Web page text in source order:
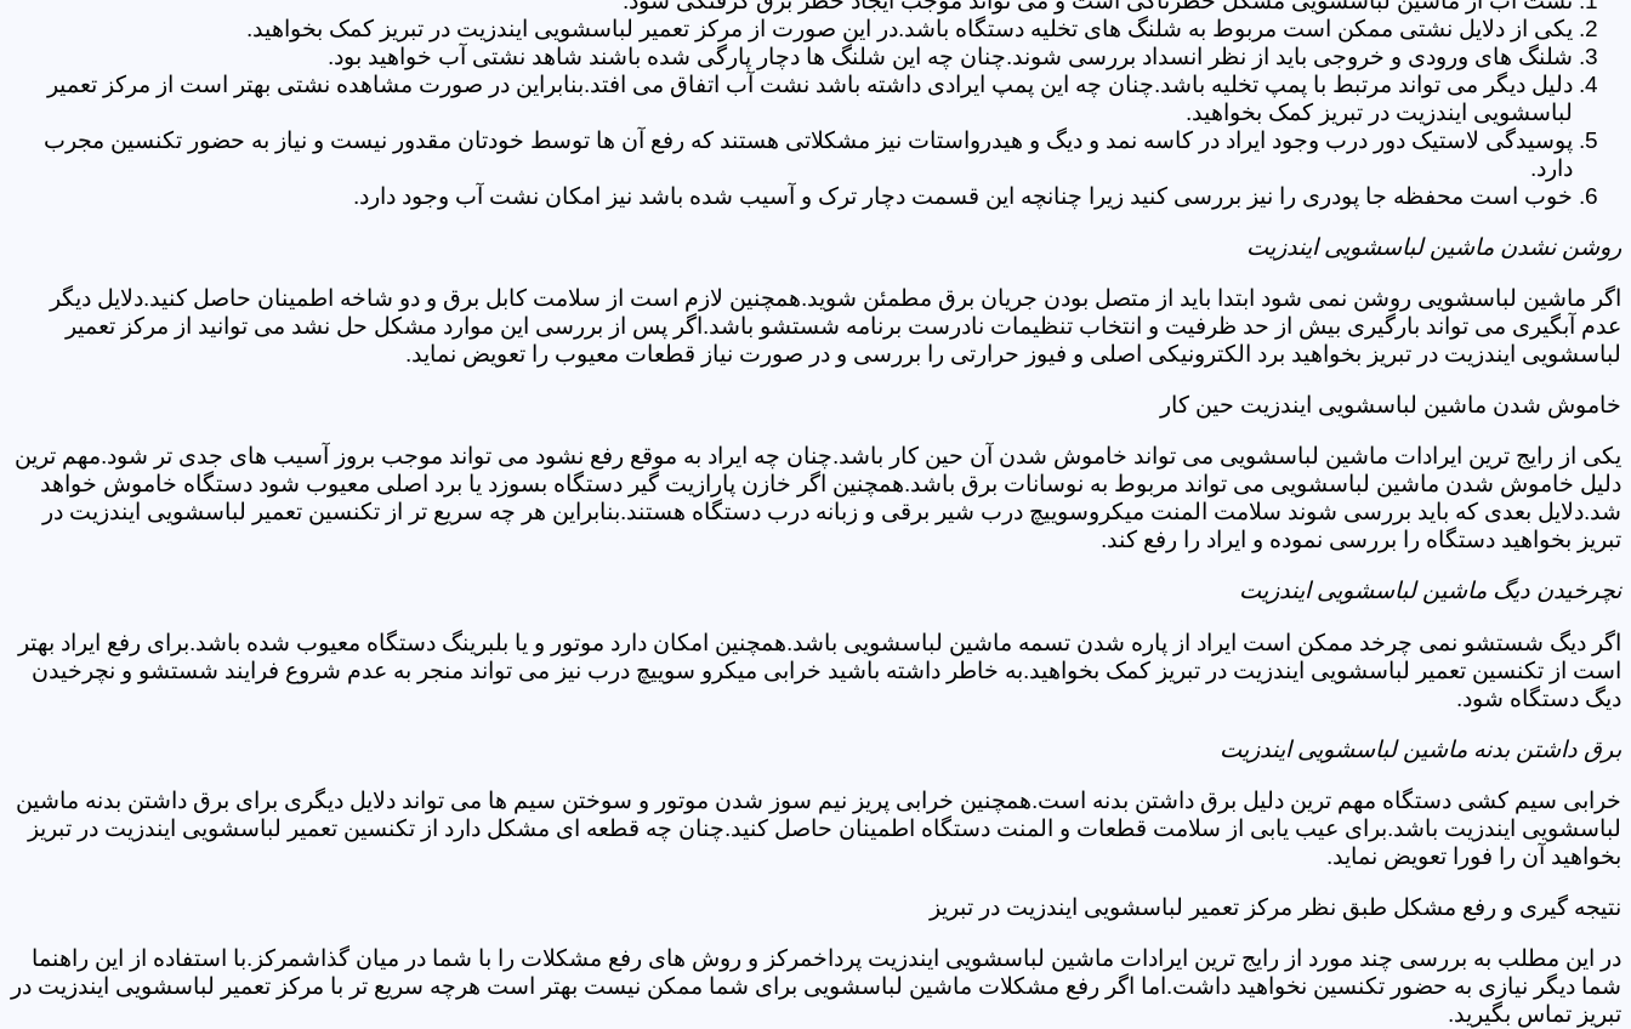
یکی از دلایل نشتی ممکن است مربوط به شلنگ های تخلیه دستگاه باشد.در این صورت از مرکز تعمیر لباسشویی ایندزیت در تبریز کمک بخواهید.
شلنگ های ورودی و خروجی باید از نظر انسداد بررسی شوند.چنان چه این شلنگ ها دچار پارگی شده باشند شاهد نشتی آب خواهید بود.
دلیل دیگر می تواند مرتبط با پمپ تخلیه باشد.چنان چه این پمپ ایرادی داشته باشد نشت آب اتفاق می افتد.بنابراین در صورت مشاهده نشتی بهتر است از مرکز تعمیر
لباسشویی ایندزیت در تبریز کمک بخواهید.
پوسیدگی لاستیک دور درب وجود ایراد در کاسه نمد و دیگ و هیدرواستات نیز مشکلاتی هستند که رفع آن ها توسط خودتان مقدور نیست و نیاز به حضور تکنسین مجرب
دارد.
خوب است محفظه جا پودری را نیز بررسی کنید زیرا چنانچه این قسمت دچار ترک و آسیب شده باشد نیز امکان نشت آب وجود دارد.
روشن نشدن ماشین لباسشویی ایندزیت
اگر ماشین لباسشویی روشن نمی شود ابتدا باید از متصل بودن جریان برق مطمئن شوید.همچنین لازم است از سلامت کابل برق و دو شاخه اطمینان حاصل کنید.دلایل دیگر
عدم آبگیری می تواند بارگیری بیش از حد ظرفیت و انتخاب تنظیمات نادرست برنامه شستشو باشد.اگر پس از بررسی این موارد مشکل حل نشد می توانید از مرکز تعمیر
لباسشویی ایندزیت در تبریز بخواهید برد الکترونیکی اصلی و فیوز حرارتی را بررسی و در صورت نیاز قطعات معیوب را تعویض نماید.
خاموش شدن ماشین لباسشویی ایندزیت حین کار
یکی از رایج ترین ایرادات ماشین لباسشویی می تواند خاموش شدن آن حین کار باشد.چنان چه ایراد به موقع رفع نشود می تواند موجب بروز آسیب های جدی تر شود.مهم ترین
دلیل خاموش شدن ماشین لباسشویی می تواند مربوط به نوسانات برق باشد.همچنین اگر خازن پارازیت گیر دستگاه بسوزد یا برد اصلی معیوب شود دستگاه خاموش خواهد
شد.دلایل بعدی که باید بررسی شوند سلامت المنت میکروسوییچ درب شیر برقی و زبانه درب دستگاه هستند.بنابراین هر چه سریع تر از تکنسین تعمیر لباسشویی ایندزیت در
تبریز بخواهید دستگاه را بررسی نموده و ایراد را رفع کند.
نچرخیدن دیگ ماشین لباسشویی ایندزیت
اگر دیگ شستشو نمی چرخد ممکن است ایراد از پاره شدن تسمه ماشین لباسشویی باشد.همچنین امکان دارد موتور و یا بلبرینگ دستگاه معیوب شده باشد.برای رفع ایراد بهتر
است از تکنسین تعمیر لباسشویی ایندزیت در تبریز کمک بخواهید.به خاطر داشته باشید خرابی میکرو سوییچ درب نیز می تواند منجر به عدم شروع فرایند شستشو و نچرخیدن
دیگ دستگاه شود.
برق داشتن بدنه ماشین لباسشویی ایندزیت
خرابی سیم کشی دستگاه مهم ترین دلیل برق داشتن بدنه است.همچنین خرابی پریز نیم سوز شدن موتور و سوختن سیم ها می تواند دلایل دیگری برای برق داشتن بدنه ماشین
لباسشویی ایندزیت باشد.برای عیب یابی از سلامت قطعات و المنت دستگاه اطمینان حاصل کنید.چنان چه قطعه ای مشکل دارد از تکنسین تعمیر لباسشویی ایندزیت در تبریز
بخواهید آن را فورا تعویض نماید.
نتیجه گیری و رفع مشکل طبق نظر مرکز تعمیر لباسشویی ایندزیت در تبریز
در این مطلب به بررسی چند مورد از رایج ترین ایرادات ماشین لباسشویی ایندزیت پرداخمرکز و روش های رفع مشکلات را با شما در میان گذاشمرکز.با استفاده از این راهنما
شما دیگر نیازی به حضور تکنسین نخواهید داشت.اما اگر رفع مشکلات ماشین لباسشویی برای شما ممکن نیست بهتر است هرچه سریع تر با مرکز تعمیر لباسشویی ایندزیت در
تبریز تماس بگیرید.